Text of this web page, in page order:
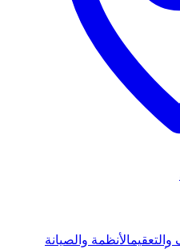
والتعقيمالأنظمة والصيانة